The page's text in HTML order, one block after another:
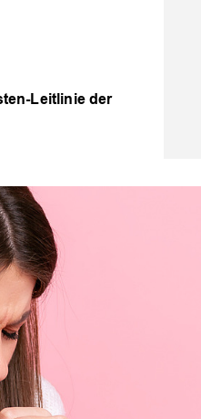
Leitlinie der